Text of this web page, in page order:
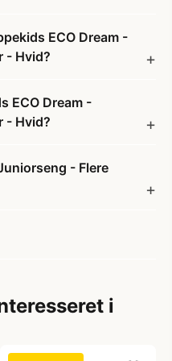
ECO Dream -
- Hvid?
ECO Dream -
- Hvid?
- Flere
i